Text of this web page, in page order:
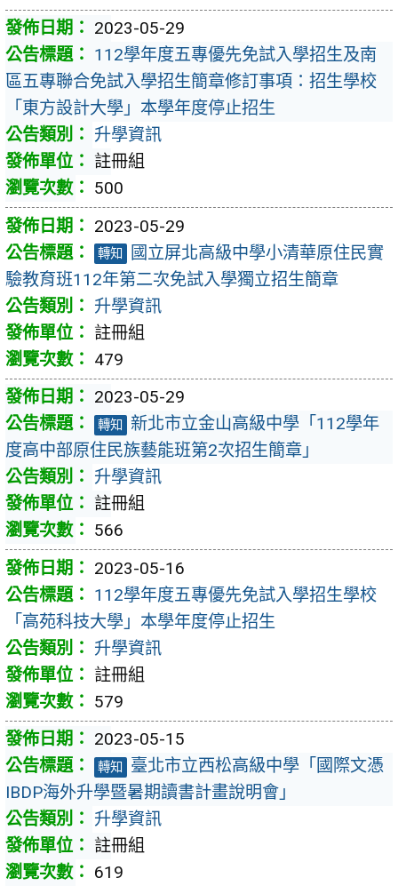
2023-05-29
112學年度五專優先免試入學招生及南
區五專聯合免試入學招生簡章修訂事項：招生學校
「東方設計大學」本學年度停止招生
升學資訊
註冊組
500
2023-05-29
轉知
國立屏北高級中學小清華原住民實
驗教育班112年第二次免試入學獨立招生簡章
升學資訊
註冊組
479
2023-05-29
轉知
新北市立金山高級中學「112學年
度高中部原住民族藝能班第2次招生簡章」
升學資訊
註冊組
566
2023-05-16
112學年度五專優先免試入學招生學校
「高苑科技大學」本學年度停止招生
升學資訊
註冊組
579
2023-05-15
轉知
臺北市立西松高級中學「國際文憑
IBDP海外升學暨暑期讀書計畫說明會」
升學資訊
註冊組
619